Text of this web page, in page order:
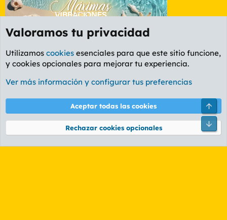
Etiquetas
Cookies
PL OLDSTYLE AMARILLO
Términos y reglas Política de privacidad Ayuda
Community platform by XenForo® © 2010-2026 XenForo Ltd.
Valoramos tu privacidad
Utilizamos cookies esenciales para que este sitio funcione,
y cookies opcionales para mejorar tu experiencia.
Ver más información y configurar tus preferencias
Aceptar todas las cookies
Rechazar cookies opcionales
Pie